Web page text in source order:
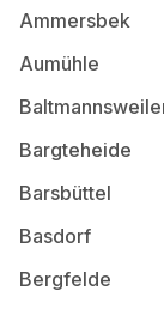
Ammersbek
Aumühle
Bargteheide
Barsbüttel
Basdorf
Bergfelde